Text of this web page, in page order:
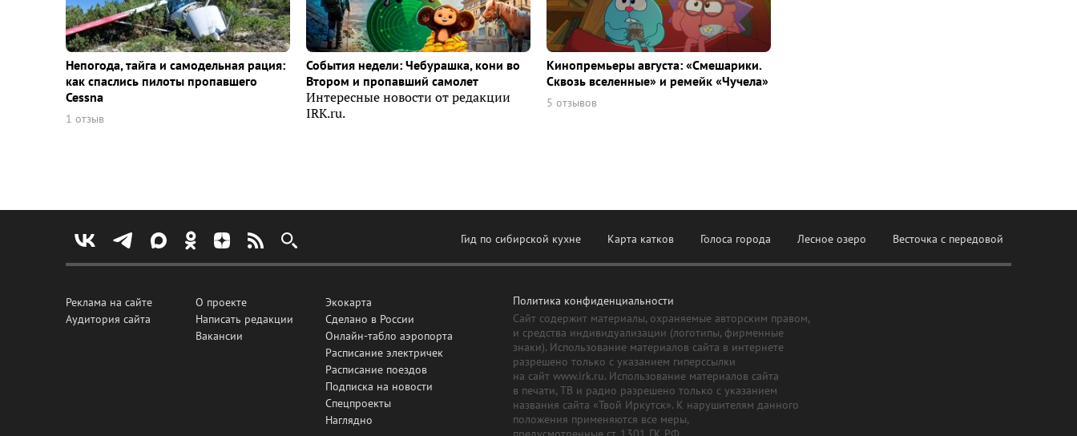
Непогода, тайга и самодельная рация:
как спаслись пилоты пропавшего
Cessna
1 отзыв
События недели: Чебурашка, кони во
Втором и пропавший самолет
Интересные новости от редакции
IRK.ru.
Кинопремьеры августа: «Смешарики.
Сквозь вселенные» и ремейк «Чучела»
5 отзывов
Гид по сибирской кухне Карта катков Голоса города Лесное озеро Весточка с передовой
Реклама на сайте
Аудитория сайта
О проекте
Написать редакции
Вакансии
Экокарта
Сделано в России
Онлайн-табло аэропорта
Расписание электричек
Расписание поездов
Подписка на новости
Спецпроекты
Наглядно
Политика конфиденциальности
Сайт содержит материалы, охраняемые авторским правом,
и средства индивидуализации (логотипы, фирменные
знаки). Использование материалов сайта в интернете
разрешено только с указанием гиперссылки
на сайт www.irk.ru. Использование материалов сайта
в печати, ТВ и радио разрешено только с указанием
названия сайта «Твой Иркутск». К нарушителям данного
положения применяются все меры,